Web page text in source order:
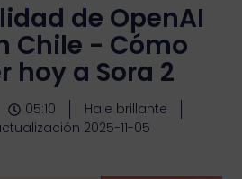
de OpenAI
Chile - Cómo
hoy a Sora 2
05:10
Hale brillante
2025-11-05